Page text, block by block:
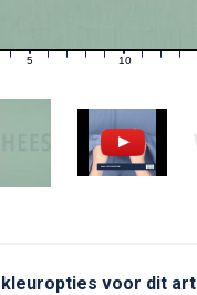
4 6 7 8 9 11 12 13
voor dit